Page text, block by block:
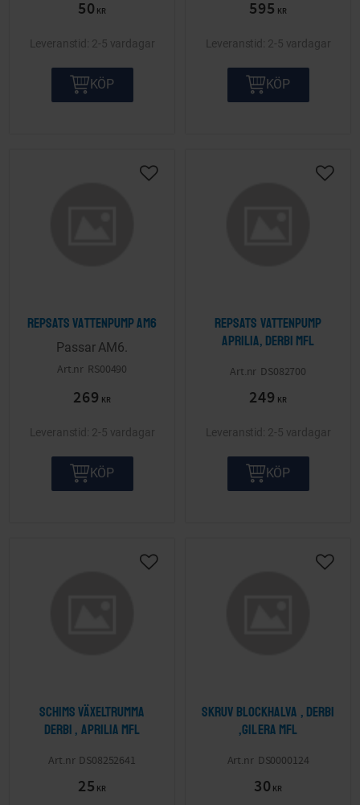
50 KR
2-5 vardagar
KÖP
595 KR
2-5 vardagar
KÖP
Repsats Vattenpump AM6
Passar AM6.
RS00490
269 KR
Lägg till i önskelista
2-5 vardagar
KÖP
Repsats vattenpump
Aprilia, Derbi mfl
DS082700
249 KR
Lägg
2-5 vardagar
KÖP
Schims växeltrumma
Derbi , Aprilia mfl
DS08252641
25 KR
Lägg till i önskelista
Skruv blockhalva , Derbi
,Gilera mfl
DS0000124
30 KR
Lägg